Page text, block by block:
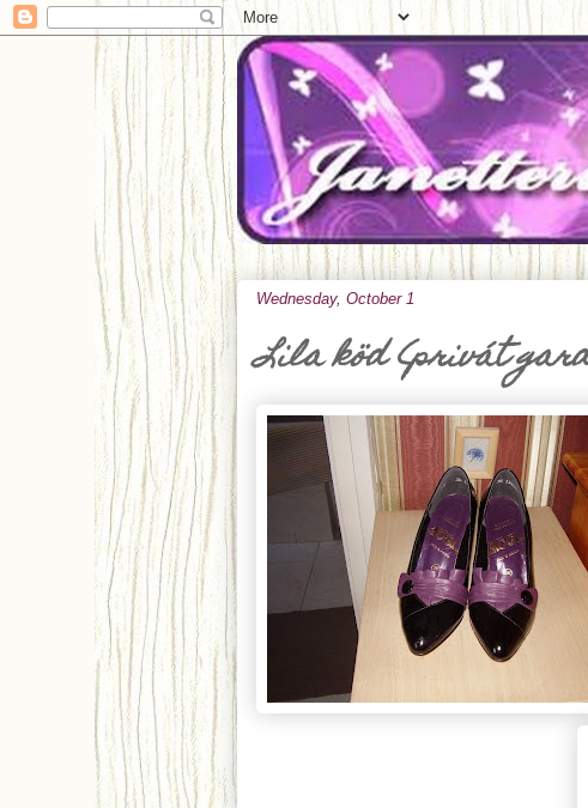
Wednesday, October 1
Lila köd (privát